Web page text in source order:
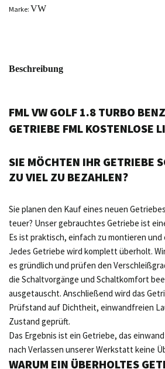
Marke: VW
Beschreibung
FML VW GOLF 1.8 TURBO
GETRIEBE FML KOSTENLOSE
SIE MÖCHTEN IHR GETRIEBE
ZU VIEL ZU BEZAHLEN?
Sie planen den Kauf eines neuen
teuer? Unser gebrauchtes Getriebe ist
Es ist praktisch, einfach zu montieren und
Jedes Getriebe wird komplett überholt.
es gründlich und prüfen den
die Schaltvorgänge und Schaltkomfort
ausgetauscht. Anschließend wird das
Prüfstand auf Dichtheit, einwandfreien
Zustand geprüft.
Das Ergebnis ist ein Getriebe, das
nach Verlassen unserer Werkstatt keine
WARUM EIN ÜBERHOLTES